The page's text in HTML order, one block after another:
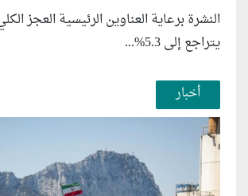
النشرة برعاية العناوين الرئيسية العجز
يتراجع إلى 5.3%...
أخبار